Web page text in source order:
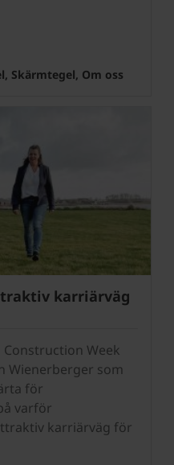
Skärmtegel, Om oss
karriärväg
Week
Wienerberger som
för
varför
karriärväg för